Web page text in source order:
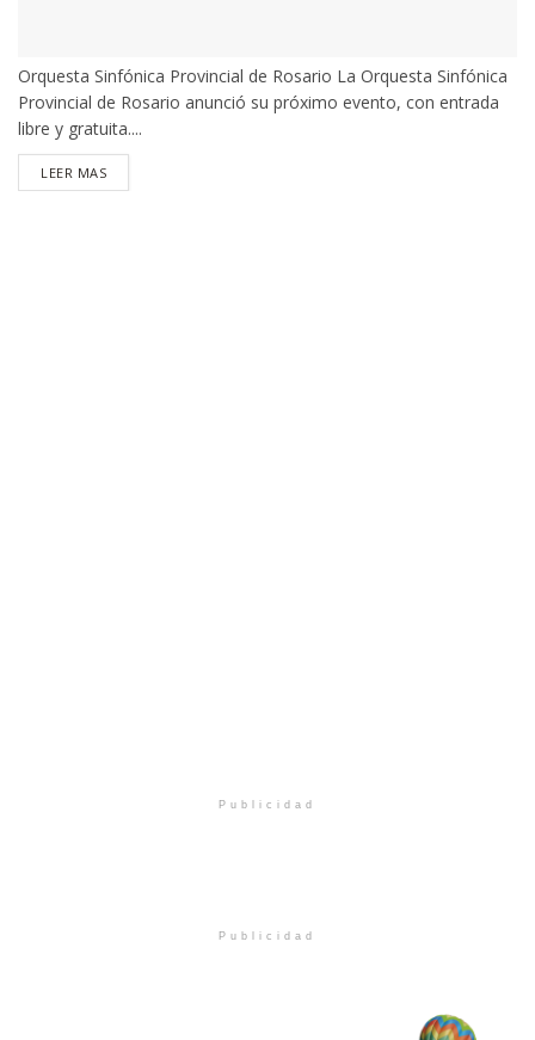
Orquesta Sinfónica Provincial de Rosario La Orquesta Sinfónica
Provincial de Rosario anunció su próximo evento, con entrada
libre y gratuita....
LEER MASDETAILS
Publicidad
Publicidad